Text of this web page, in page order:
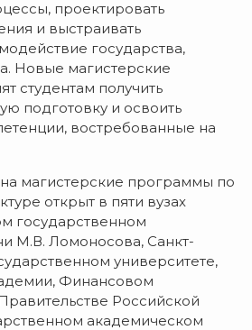
проектировать
и выстраивать
государства,
Новые магистерские
студентам получить
подготовку и освоить
востребованные на
магистерские программы по
открыт в пяти вузах
государственном
М.В. Ломоносова, Санкт-
университете,
Финансовом
Российской
академическом